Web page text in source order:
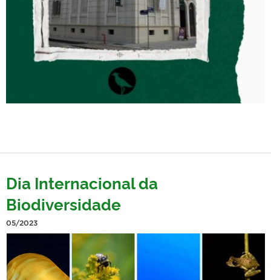
Dia Internacional da
Biodiversidade
05/2023